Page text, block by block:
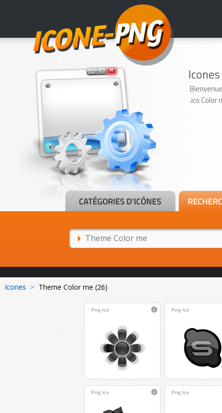
.ico Color
Icones > Theme Color me (26)
Png Ico Png Ico
Png Ico Png Ico